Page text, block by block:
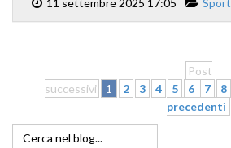
11 settembre 2025 17:05 Sport
Post
successivi
1 2 3 4 5 6 7 8
precedenti